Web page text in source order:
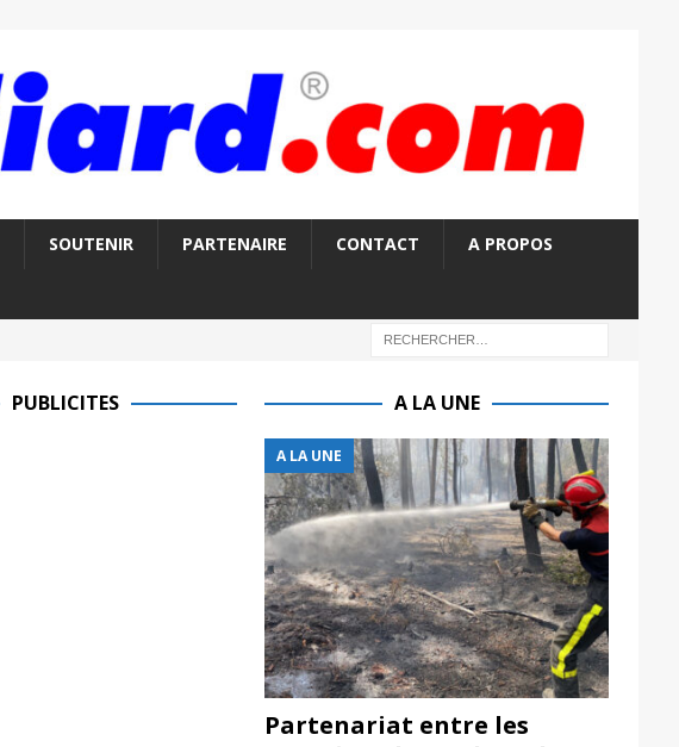
SOUTENIR PARTENAIRE CONTACT A PROPOS
PUBLICITES A LA UNE
A LA UNE
Partenariat entre les